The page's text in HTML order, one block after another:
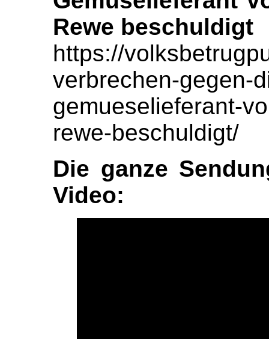
Rewe beschuldigt
https://
verbrechen-gegen-
gemueselieferant-
rewe-beschuldigt/
Die ganze
Video: